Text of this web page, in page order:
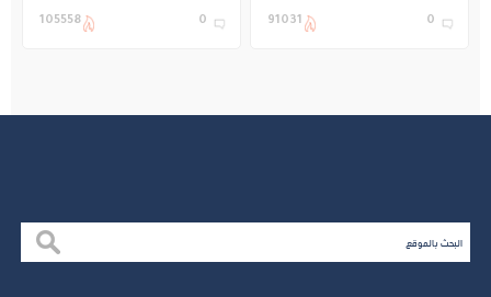
التعليم في المملكة
0
91031
بنادي غراس الصيفي
0
105558